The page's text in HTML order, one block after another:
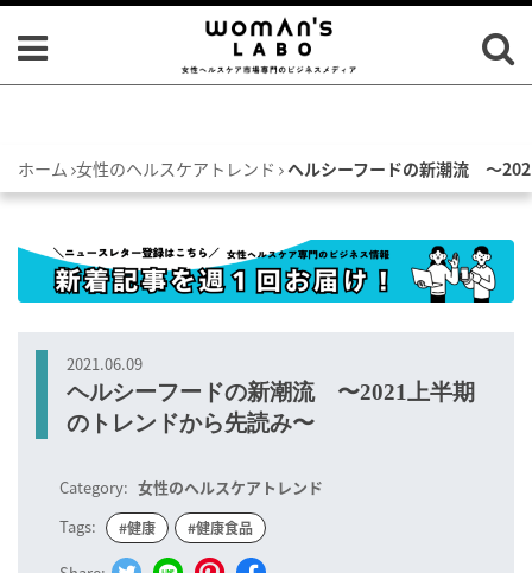
ホーム 女性のヘルスケアトレンド ヘルシーフードの新潮流 〜
2021.06.09
ヘルシーフードの新潮流 〜2021上半期
のトレンドから先読み〜
Category: 女性のヘルスケアトレンド
Tags:
#健康 #健康食品